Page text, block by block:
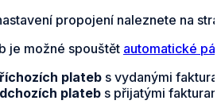
propojení naleznete na
je možné spouštět automatické
plateb s vydanými
plateb s přijatými